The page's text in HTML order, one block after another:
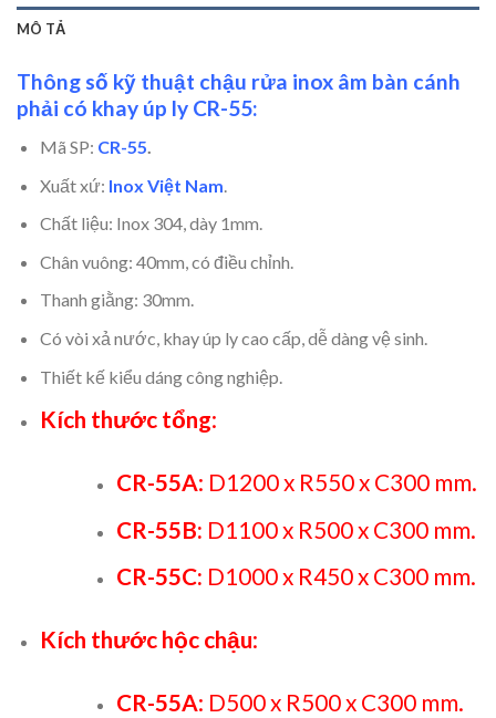
MÔ TẢ
Thông số kỹ thuật chậu rửa inox âm bàn cánh
phải có khay úp ly CR-55:
Mã SP: CR-55.
Xuất xứ: Inox Việt Nam
Chất liệu: Inox 304, dày 1mm.
Chân vuông: 40mm, có điều chỉnh.
Thanh giằng: 30mm.
Có vòi xả nước, khay úp ly cao cấp, dễ dàng vệ sinh.
Thiết kế kiểu dáng công nghiệp.
Kích thước tổng:
CR-55A: D1200 x R550 x C300 mm.
CR-55B: D1100 x R500 x C300 mm.
CR-55C: D1000 x R450 x C300 mm.
Kích thước hộc chậu:
CR-55A: D500 x R500 x C300 mm.